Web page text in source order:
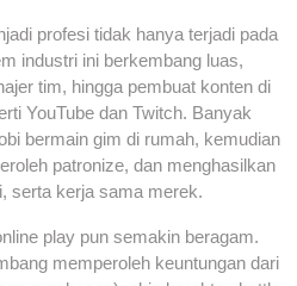
profesi tidak hanya terjadi pada
industri ini berkembang luas,
tim, hingga pembuat konten di
YouTube dan Twitch. Banyak
bermain gim di rumah, kemudian
patronize, dan menghasilkan
serta kerja sama merek.
play pun semakin beragam.
memperoleh keuntungan dari